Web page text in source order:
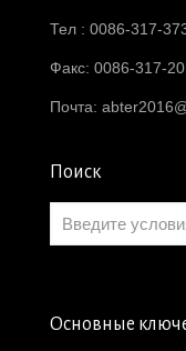
Тел : 0086-317-
Факс: 0086-317-
Почта:
Поиск
Основные